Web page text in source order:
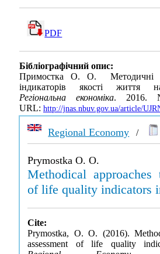
PDF
Бібліографічний опис:
Примостка О. О. Методичні
індикаторів якості життя
Регіональна економіка. 2016.
URL: http://jnas.nbuv.gov.ua/article/
Regional Economy /
Prymostka O. O.
Methodical approaches
of life quality indicators
Cite:
Prymostka, O. O. (2016).
assessment of life quality